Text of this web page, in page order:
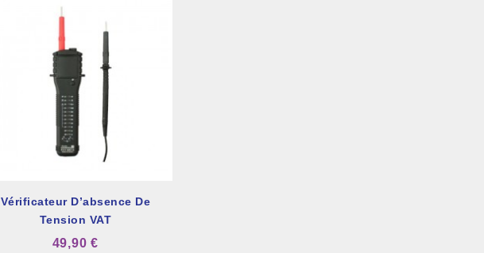
Vérificateur D’absence De
Tension VAT
49,90 €